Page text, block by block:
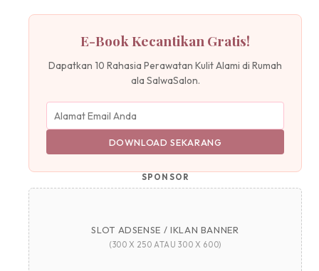
E-Book Kecantikan Gratis!
Dapatkan 10 Rahasia Perawatan Kulit Alami di Rumah
ala SalwaSalon.
DOWNLOAD SEKARANG
SPONSOR
SLOT ADSENSE / IKLAN BANNER
(300 X 250 ATAU 300 X 600)